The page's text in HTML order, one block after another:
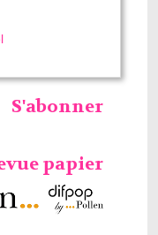
S'abonner
papier